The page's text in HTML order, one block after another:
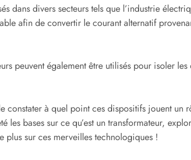
dans divers secteurs tels que l’industrie
afin de convertir le courant alternatif
peuvent également être utilisés pour isoler
constater à quel point ces dispositifs jouent un
les bases sur ce qu’est un transformateur,
plus sur ces merveilles technologiques !